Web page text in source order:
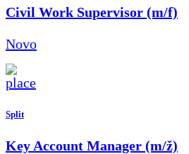
Civil Work Supervisor (m/f)
Novo
Split
Key Account Manager (m/ž)